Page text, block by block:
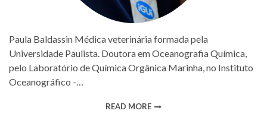
Paula Baldassin Médica veterinária formada pela
Universidade Paulista. Doutora em Oceanografia Química,
pelo Laboratório de Química Orgânica Marinha, no Instituto
Oceanográfico -…
READ MORE